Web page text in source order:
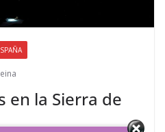
en la Sierra de